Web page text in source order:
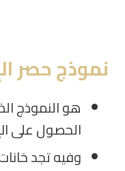
نموذج حصر
هو النموذج
الحصول على
وفيه تجد